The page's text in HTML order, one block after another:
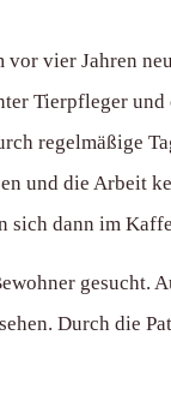
vier Jahren
Tierpfleger
regelmäßige
und die Arbeit
dann im
gesucht.
Durch die